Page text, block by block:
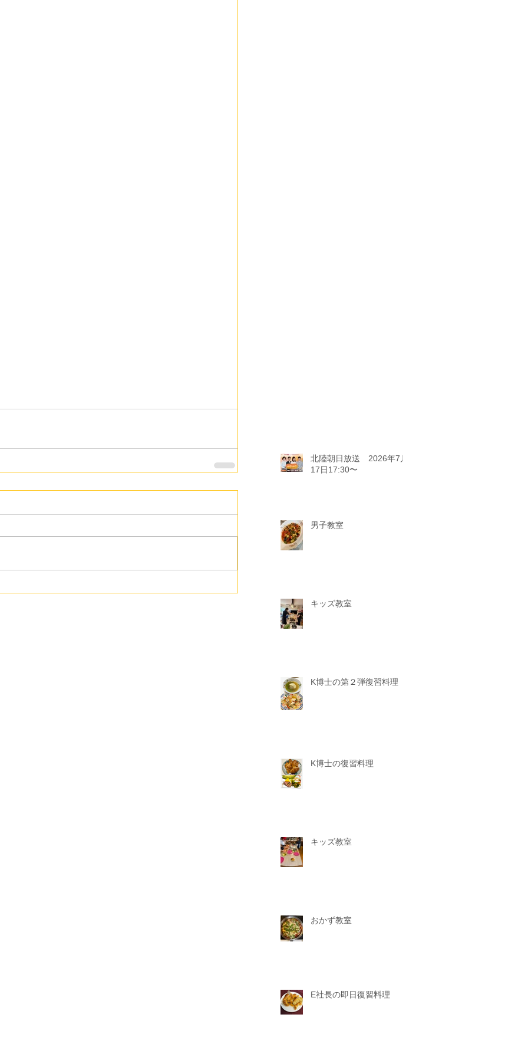
北陸朝日放送 2026年7月
17日17:30〜
男子教室
キッズ教室
K博士の第２弾復習料理
K博士の復習料理
キッズ教室
おかず教室
E社長の即日復習料理